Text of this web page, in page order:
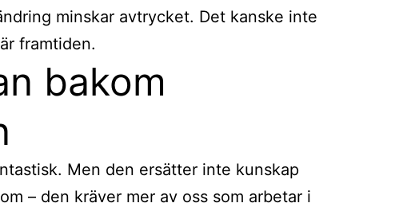
minskar avtrycket. Det kanske inte
framtiden.
bakom
Men den ersätter inte kunskap
– den kräver mer av oss som arbetar i